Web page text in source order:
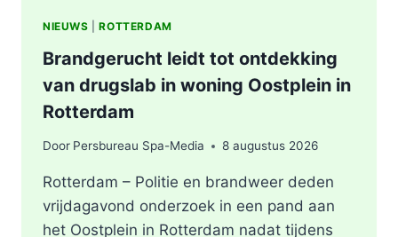
NIEUWS |ROTTERDAM
Brandgerucht leidt tot ontdekking
van drugslab in woning Oostplein in
Rotterdam
Door Persbureau Spa-Media 8 augustus 2026
Rotterdam – Politie en brandweer deden
vrijdagavond onderzoek in een pand aan
het Oostplein in Rotterdam nadat tijdens